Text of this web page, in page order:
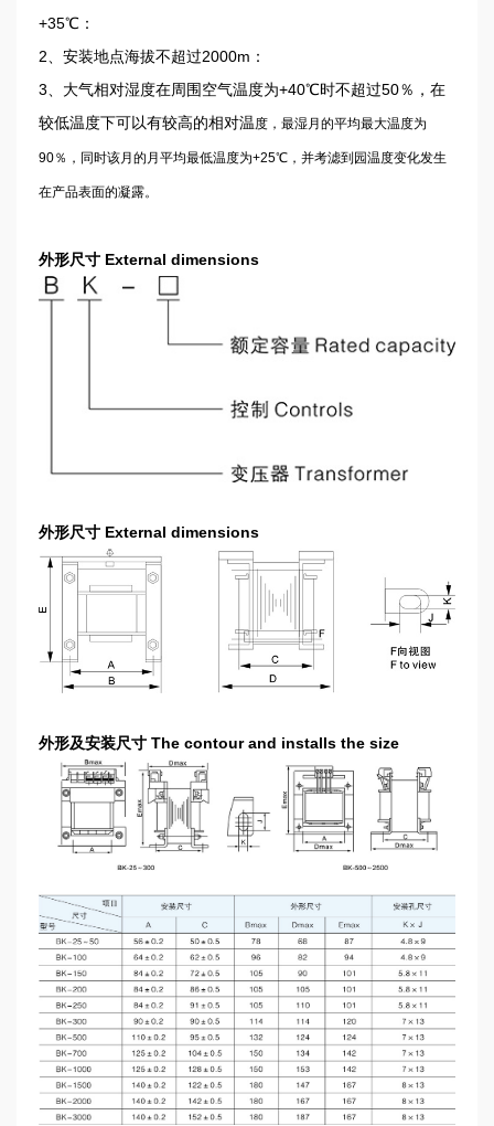
+35℃：
2、安装地点海拔不超过2000m：
3、大气相对湿度在周围空气温度为+40℃时不超过50％，在
较低温度下可以有较高的相对温度，最湿月的平均最大温度为
90％，同时该月的月平均最低温度为+25℃，并考滤到园温度变化发生
在产品表面的凝露。
外形尺寸 External dimensions
外形尺寸 External dimensions
外形及安装尺寸 The contour and installs the size